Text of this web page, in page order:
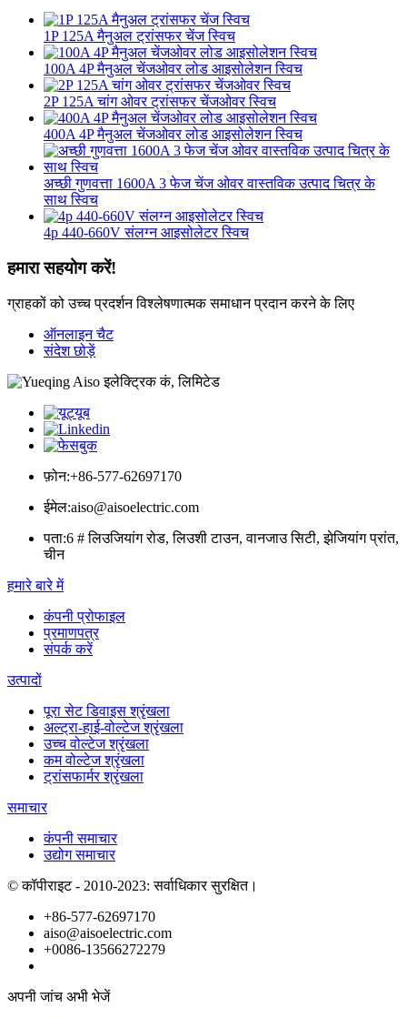
1P 125A मैनुअल ट्रांसफर चेंज स्विच
100A 4P मैनुअल चेंजओवर लोड आइसोलेशन स्विच
2P 125A चांग ओवर ट्रांसफर चेंजओवर स्विच
400A 4P मैनुअल चेंजओवर लोड आइसोलेशन स्विच
अच्छी गुणवत्ता 1600A 3 फेज चेंज ओवर वास्तविक उत्पाद चित्र के
साथ स्विच
4p 440-660V संलग्न आइसोलेटर स्विच
हमारा सहयोग करें!
ग्राहकों को उच्च प्रदर्शन विश्लेषणात्मक समाधान प्रदान करने के लिए
ऑनलाइन चैट
संदेश छोड़ें
फ़ोन:+86-577-62697170
ईमेल:aiso@aisoelectric.com
पता:6 # लिउजियांग रोड, लिउशी टाउन, वानजाउ सिटी, झेजियांग प्रांत,
चीन
हमारे बारे में
कंपनी प्रोफाइल
प्रमाणपत्र
संपर्क करें
उत्पादों
पूरा सेट डिवाइस श्रृंखला
अल्ट्रा-हाई-वोल्टेज श्रृंखला
उच्च वोल्टेज श्रृंखला
कम वोल्टेज श्रृंखला
ट्रांसफार्मर श्रृंखला
समाचार
कंपनी समाचार
उद्योग समाचार
© कॉपीराइट - 2010-2023: सर्वाधिकार सुरक्षित।
+86-577-62697170
aiso@aisoelectric.com
+0086-13566272279
अपनी जांच अभी भेजें